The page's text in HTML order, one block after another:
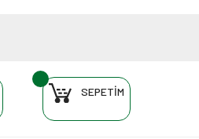
SEPETİM